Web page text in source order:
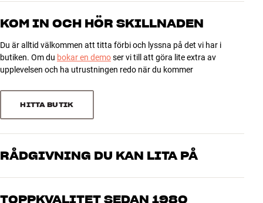
Mått (förpackning)
15,5 x 2,5 x 21 cm (bredd x höjd x
GENERELLA EGENSKAPER
Anslutning :
Ledarmaterial :
Skärmning :
Kabellängd :
3
2
Sortera efter
KOM IN OCH HÖR SKILLNADEN
Du är alltid välkommen att titta förbi och lyssna på det vi har i
butiken. Om du bokar en demoser vi till att göra lite extra av
upplevelsen och ha utrustningen redo när du kommer
HITTA BUTIK
RÅDGIVNING DU KAN LITA PÅ
Våra medarbetare är riktiga entusiaster som kan produkterna och
TOPPKVALITET SEDAN 1980